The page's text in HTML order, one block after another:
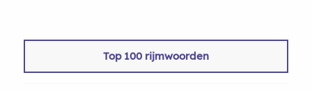
Top 100 rijmwoorden